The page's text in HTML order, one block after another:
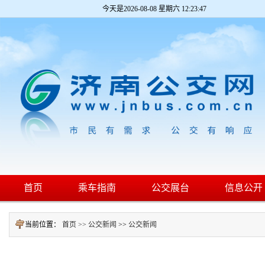
今天是2026-08-08 星期六 12:23:49
首页 乘车指南 公交展台 信息公开
当前位置： 首页 >> 公交新闻 >> 公交新闻